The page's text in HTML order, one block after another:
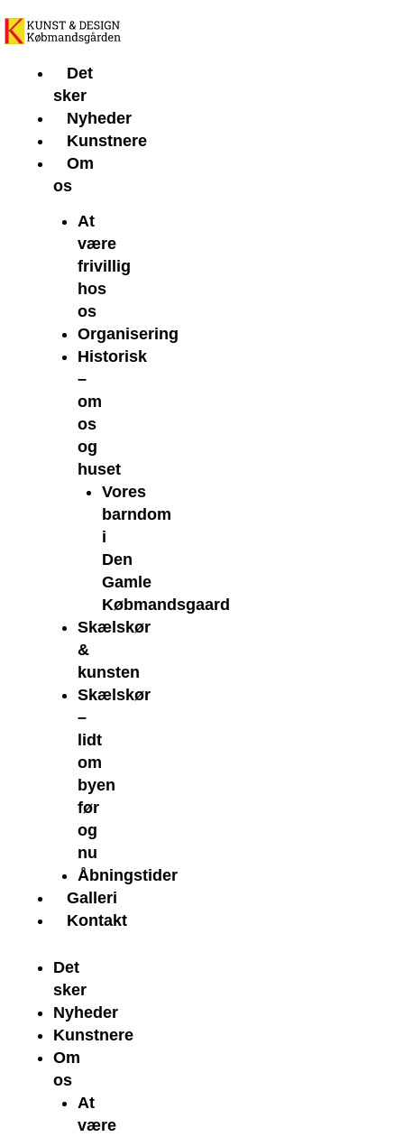
til
Det
sker
Nyheder
Kunstnere
Om
os
At
være
frivillig
hos
os
Organisering
Historisk
–
om
os
og
huset
Vores
barndom
i
Den
Gamle
Købmandsgaard
Skælskør
&
kunsten
Skælskør
–
lidt
om
byen
før
og
nu
Åbningstider
Galleri
Kontakt
Det
sker
Nyheder
Kunstnere
Om
os
At
være